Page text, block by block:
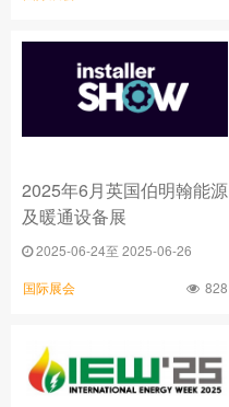
2025年6月英国伯明翰能源
及暖通设备展
2025-06-24至 2025-06-26
国际展会 828